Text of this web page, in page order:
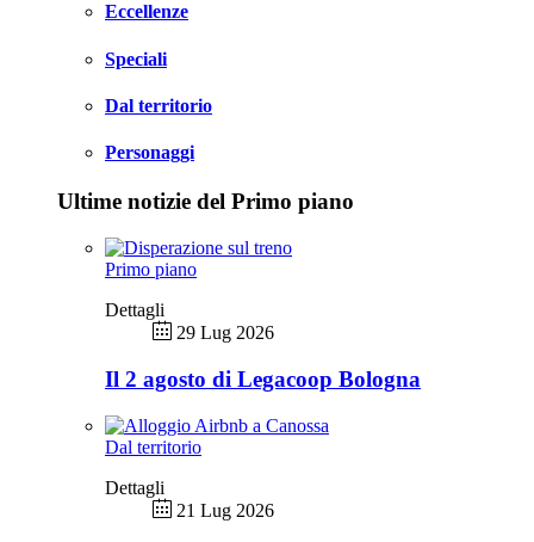
Eccellenze
Speciali
Dal territorio
Personaggi
Ultime notizie del Primo piano
Primo piano
Dettagli
29 Lug 2026
Il 2 agosto di Legacoop Bologna
Dal territorio
Dettagli
21 Lug 2026